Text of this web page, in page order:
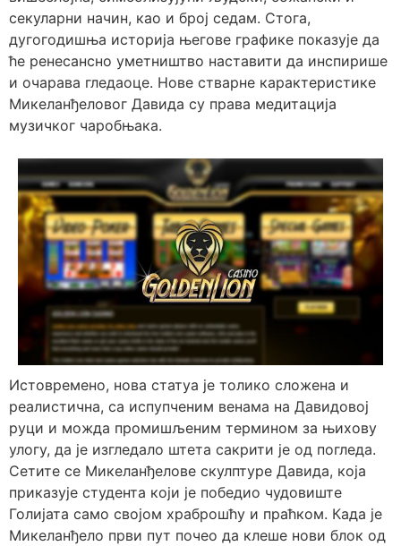
секуларни начин, као и број седам. Стога,
дугогодишња историја његове графике показује да
ће ренесансно уметништво наставити да инспирише
и очарава гледаоце. Нове стварне карактеристике
Микеланђеловог Давида су права медитација
музичког чаробњака.
Истовремено, нова статуа је толико сложена и
реалистична, са испупченим венама на Давидовој
руци и можда промишљеним термином за њихову
улогу, да је изгледало штета сакрити је од погледа.
Сетите се Микеланђелове скулптуре Давида, која
приказује студента који је победио чудовиште
Голијата само својом храброшћу и праћком. Када је
Микеланђело први пут почео да клеше нови блок од